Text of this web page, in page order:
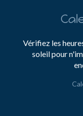
Vérifiez les
soleil pour